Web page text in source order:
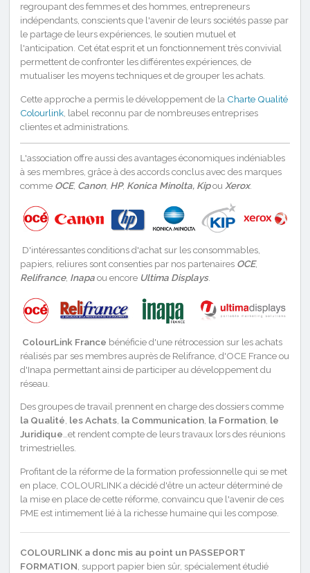
regroupant des femmes et des hommes, entrepreneurs
indépendants, conscients que l'avenir de leurs sociétés passe par
le partage de leurs expériences, le soutien mutuel et
l'anticipation. Cet état esprit et un fonctionnement très convivial
permettent de confronter les différentes expériences, de
mutualiser les moyens techniques et de grouper les achats.
Cette approche a permis le développement de la Charte Qualité
Colourlink , label reconnu par de nombreuses entreprises
clientes et administrations.
L'association offre aussi des avantages économiques indéniables
à ses membres, grâce à des accords conclus avec des marques
comme OCE, Canon, HP, Konica Minolta, KipouXerox.
D'intéressantes conditions d'achat sur les consommables,
papiers, reliures sont consenties par nos partenaires OCE,
Relifrance, Inapaou encore Ultima Displays.
ColourLink France bénéficie d'une rétrocession sur les achats
réalisés par ses membres auprès de Relifrance, d'OCE France ou
d'Inapa permettant ainsi de participer au développement du
réseau.
Des groupes de travail prennent en charge des dossiers comme
la Qualité, les Achats, la Communication, la Formation, le
Juridique…et rendent compte de leurs travaux lors des réunions
trimestrielles.
Profitant de la réforme de la formation professionnelle qui se met
en place, COLOURLINK a décidé d'être un acteur déterminé de
la mise en place de cette réforme, convaincu que l'avenir de ces
PME est intimement lié à la richesse humaine qui les compose.
COLOURLINK a donc mis au point un PASSEPORT
FORMATION , support papier bien sûr, spécialement étudié